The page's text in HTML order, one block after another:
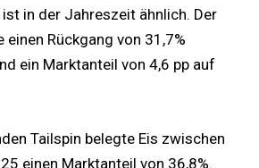
ist in der Jahreszeit ähnlich. Der
Rückgang von 31,7%
ein Marktanteil von 4,6 pp auf
Tailspin belegte Eis zwischen
einen Marktanteil von 36,8%.